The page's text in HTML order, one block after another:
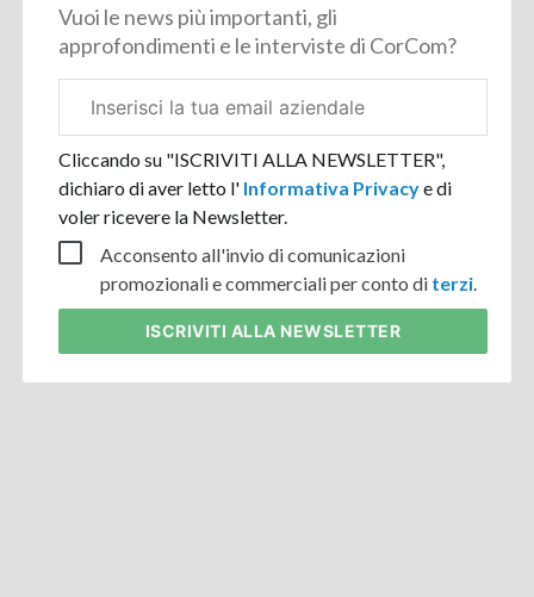
Vuoi le news più importanti, gli
approfondimenti e le interviste di CorCom?
aziendale
Cliccando su "ISCRIVITI ALLA NEWSLETTER",
dichiaro di aver letto l' Informativa Privacye di
voler ricevere la Newsletter.
Acconsento all'invio di comunicazioni
promozionali e commerciali per conto di terzi.
ISCRIVITI ALLA NEWSLETTER